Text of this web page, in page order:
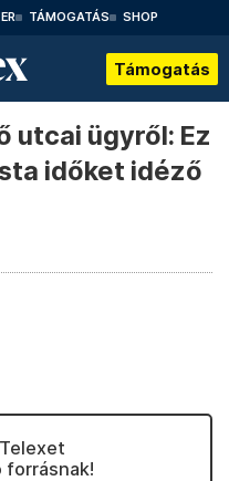
TÁMOGATÁS SHOP
Támogatás
utcai ügyről: Ez
időket idéző
forrásnak!